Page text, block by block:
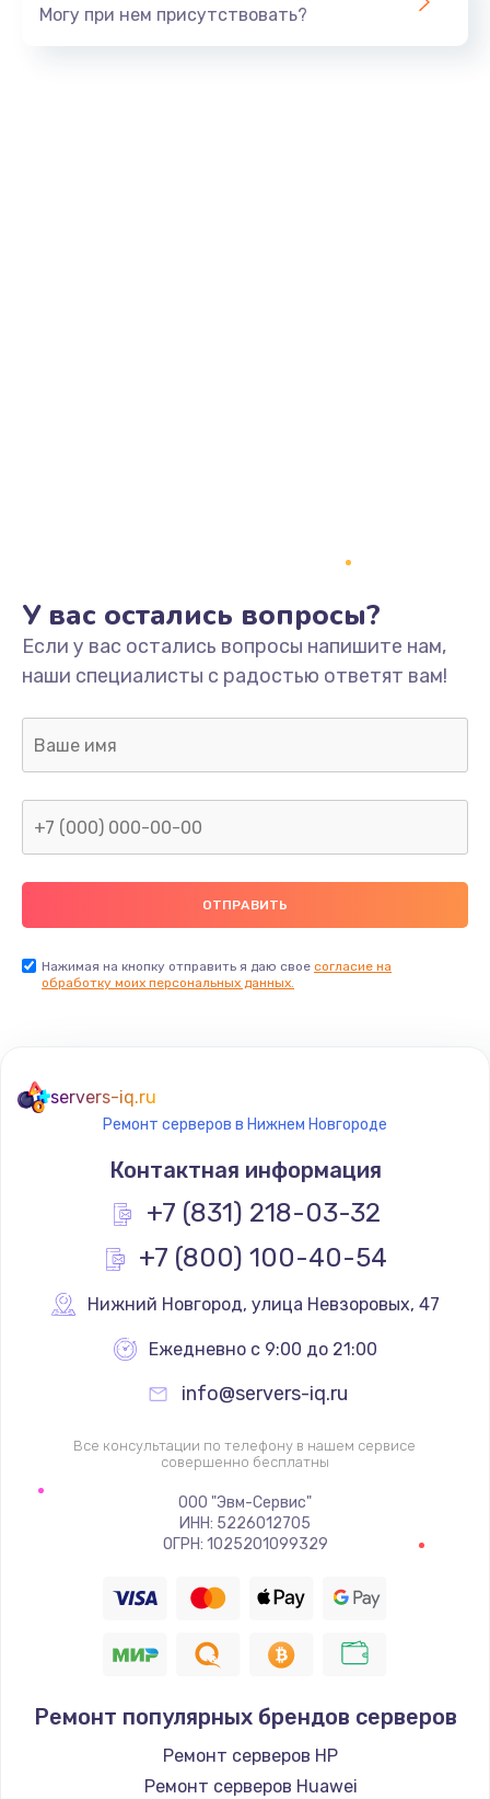
Могу при нем присутствовать?
У вас остались вопросы?
Если у вас остались вопросы напишите нам,
наши специалисты с радостью ответят вам!
Нажимая на кнопку отправить я даю свое согласие на
обработку моих персональных данных.
servers-iq.ru
Ремонт серверов в Нижнем Новгороде
Контактная информация
+7 (831) 218-03-32
+7 (800) 100-40-54
Нижний Новгород, улица Невзоровых, 47
Ежедневно с 9:00 до 21:00
info@servers-iq.ru
Все консультации по телефону в нашем сервисе
совершенно бесплатны
ООО "Эвм-Сервис"
ИНН: 5226012705
ОГРН: 1025201099329
Ремонт популярных брендов серверов
Ремонт серверов HP
Ремонт серверов Huawei